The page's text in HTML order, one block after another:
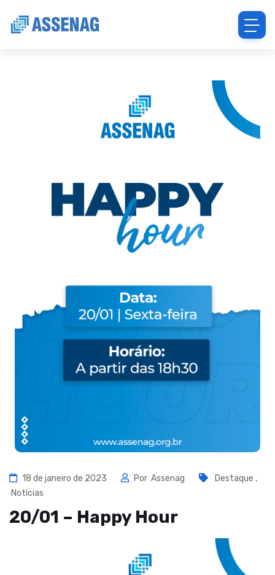
18 de janeiro de 2023 Por Assenag Destaque ,
Notícias
20/01 – Happy Hour